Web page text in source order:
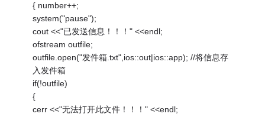
{ number++;
system("pause");
cout <<"已发送信息！！！" <<endl;
ofstream outfile;
outfile.open("发件箱.txt",ios::out|ios::app); //将信息存
入发件箱
if(!outfile)
{
cerr <<"无法打开此文件！！！" <<endl;